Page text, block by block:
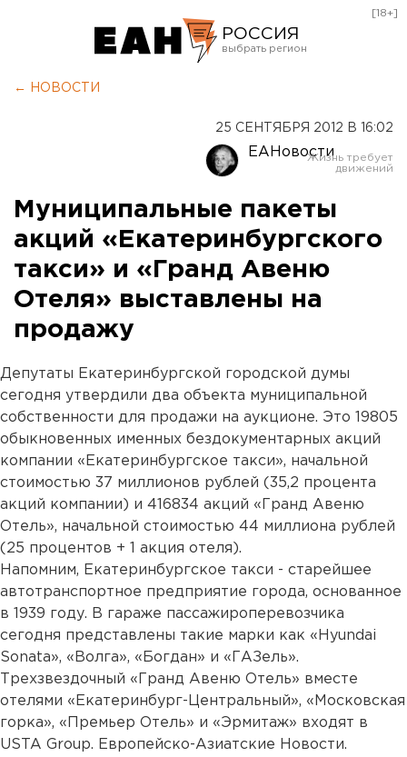
РОССИЯ
Оренбург
[18+]
← НОВОСТИ
25 СЕНТЯБРЯ 2012 В 16:02
ЕАНовости
Муниципальные пакеты
акций «Екатеринбургского
такси» и «Гранд Авеню
Отеля» выставлены на
продажу
Депутаты Екатеринбургской городской думы
сегодня утвердили два объекта муниципальной
собственности для продажи на аукционе. Это 19805
обыкновенных именных бездокументарных акций
компании «Екатеринбургское такси», начальной
стоимостью 37 миллионов рублей (35,2 процента
акций компании) и 416834 акций «Гранд Авеню
Отель», начальной стоимостью 44 миллиона рублей
(25 процентов + 1 акция отеля).
Напомним, Екатеринбургское такси - старейшее
автотранспортное предприятие города, основанное
в 1939 году. В гараже пассажироперевозчика
сегодня представлены такие марки как «Hyundai
Sonata», «Волга», «Богдан» и «ГАЗель».
Трехзвездочный «Гранд Авеню Отель» вместе
отелями «Екатеринбург-Центральный», «Московская
горка», «Премьер Отель» и «Эрмитаж» входят в
USTA Group. Европейско-Азиатские Новости.